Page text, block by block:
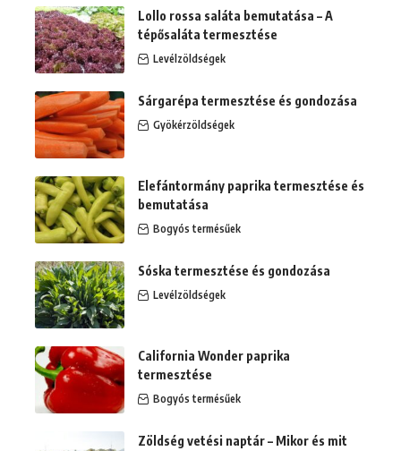
Lollo rossa saláta bemutatása – A
tépősaláta termesztése
Levélzöldségek
Sárgarépa termesztése és gondozása
Gyökérzöldségek
Elefántormány paprika termesztése és
bemutatása
Bogyós termésűek
Sóska termesztése és gondozása
Levélzöldségek
California Wonder paprika
termesztése
Bogyós termésűek
Zöldség vetési naptár – Mikor és mit